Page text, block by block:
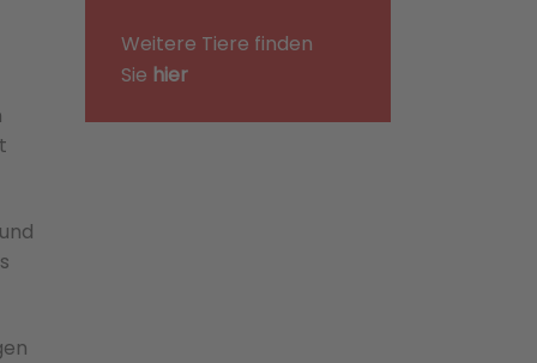
Weitere Tiere finden
Sie hier